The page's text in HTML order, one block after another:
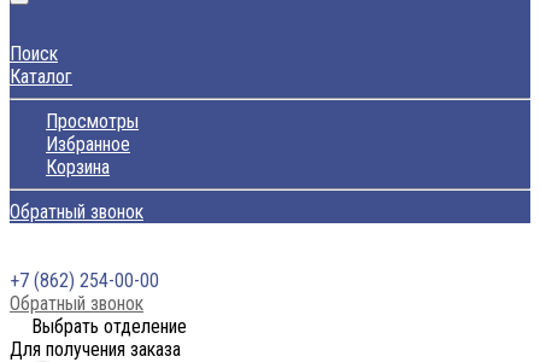
Поиск
Каталог
Просмотры
Избранное
Корзина
Обратный звонок
+7 (862) 254-00-00
Обратный звонок
Выбрать отделение
Для получения заказа